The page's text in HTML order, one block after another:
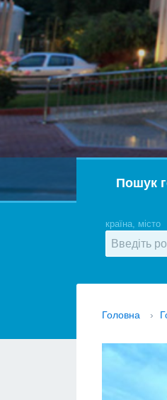
Пошук
країна, місто
Головна ›